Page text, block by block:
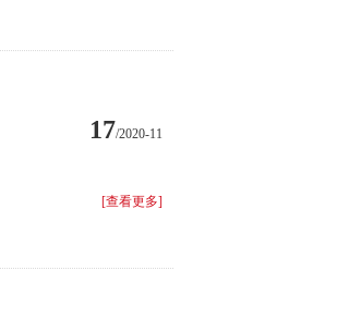
17/2020-11
[查看更多]